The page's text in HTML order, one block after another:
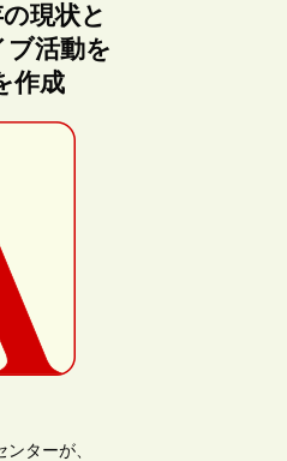
現状と
活動を
作成
ターが、